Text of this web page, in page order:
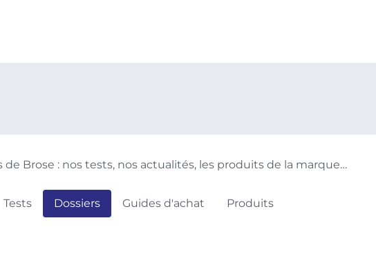
de Brose : nos tests, nos actualités, les produits de la marque…
Tests Dossiers Guides d'achat Produits